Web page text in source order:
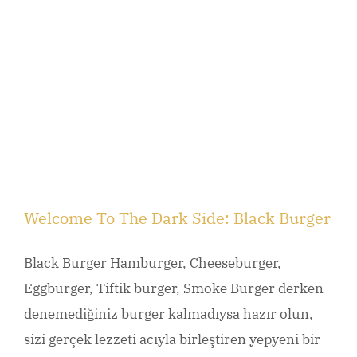
Welcome To The Dark Side: Black Burger
Black Burger Hamburger, Cheeseburger,
Eggburger, Tiftik burger, Smoke Burger derken
denemediğiniz burger kalmadıysa hazır olun,
sizi gerçek lezzeti acıyla birleştiren yepyeni bir